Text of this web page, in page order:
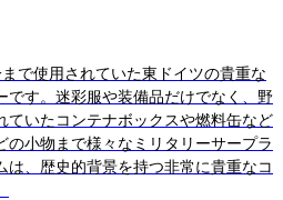
で使用されていた東ドイツの貴重な
です。迷彩服や装備品だけでなく、野
ていたコンテナボックスや燃料缶など
小物まで様々なミリタリーサープラ
、歴史的背景を持つ非常に貴重なコ